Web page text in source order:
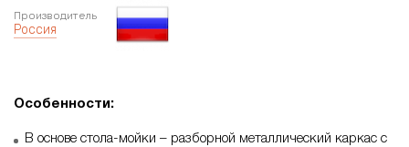
Производитель
Россия
Особенности:
В основе стола-мойки – разборной металлический каркас с